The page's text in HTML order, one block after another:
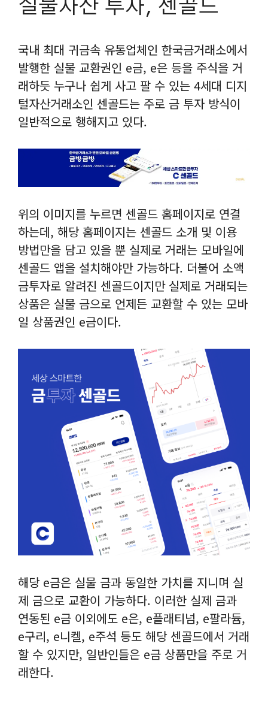
실물자산 투자, 센골드
국내 최대 귀금속 유통업체인 한국금거래소에서
발행한 실물 교환권인 e금, e은 등을 주식을 거
래하듯 누구나 쉽게 사고 팔 수 있는 4세대 디지
털자산거래소인 센골드는 주로 금 투자 방식이
일반적으로 행해지고 있다.
위의 이미지를 누르면 센골드 홈페이지로 연결
하는데, 해당 홈페이지는 센골드 소개 및 이용
방법만을 담고 있을 뿐 실제로 거래는 모바일에
센골드 앱을 설치해야만 가능하다. 더불어 소액
금투자로 알려진 센골드이지만 실제로 거래되는
상품은 실물 금으로 언제든 교환할 수 있는 모바
일 상품권인 e금이다.
해당 e금은 실물 금과 동일한 가치를 지니며 실
제 금으로 교환이 가능하다. 이러한 실제 금과
연동된 e금 이외에도 e은, e플래티넘, e팔라듐,
e구리, e니켈, e주석 등도 해당 센골드에서 거래
할 수 있지만, 일반인들은 e금 상품만을 주로 거
래한다.